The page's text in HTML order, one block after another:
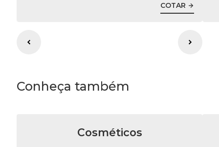
COTAR
Conheça também
Cosméticos